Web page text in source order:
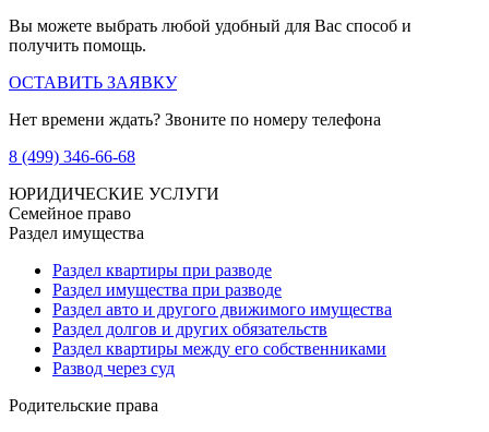
Вы можете выбрать любой удобный для Вас способ и
получить помощь.
ОСТАВИТЬ ЗАЯВКУ
Нет времени ждать? Звоните по номеру телефона
8 (499) 346-66-68
ЮРИДИЧЕСКИЕ УСЛУГИ
Семейное право
Раздел имущества
Раздел квартиры при разводе
Раздел имущества при разводе
Раздел авто и другого движимого имущества
Раздел долгов и других обязательств
Раздел квартиры между его собственниками
Развод через суд
Родительские права